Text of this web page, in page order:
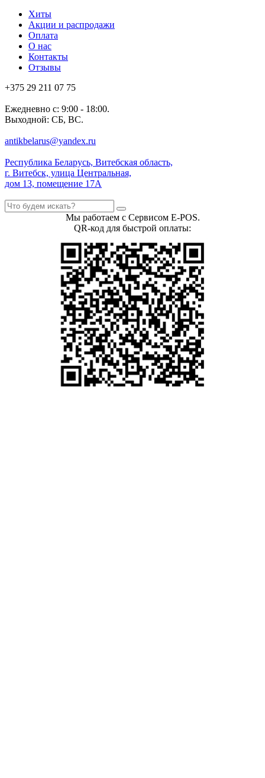
Хиты
Акции и распродажи
Оплата
О нас
Контакты
Отзывы
+375 29 211 07 75
Ежедневно с: 9:00 - 18:00.
Выходной: СБ, ВС.
antikbelarus@yandex.ru
Республика Беларусь, Витебская область,
г. Витебск, улица Центральная,
дом 13, помещение 17А
Мы работаем с Сервисом E-POS.
QR-код для быстрой оплаты: